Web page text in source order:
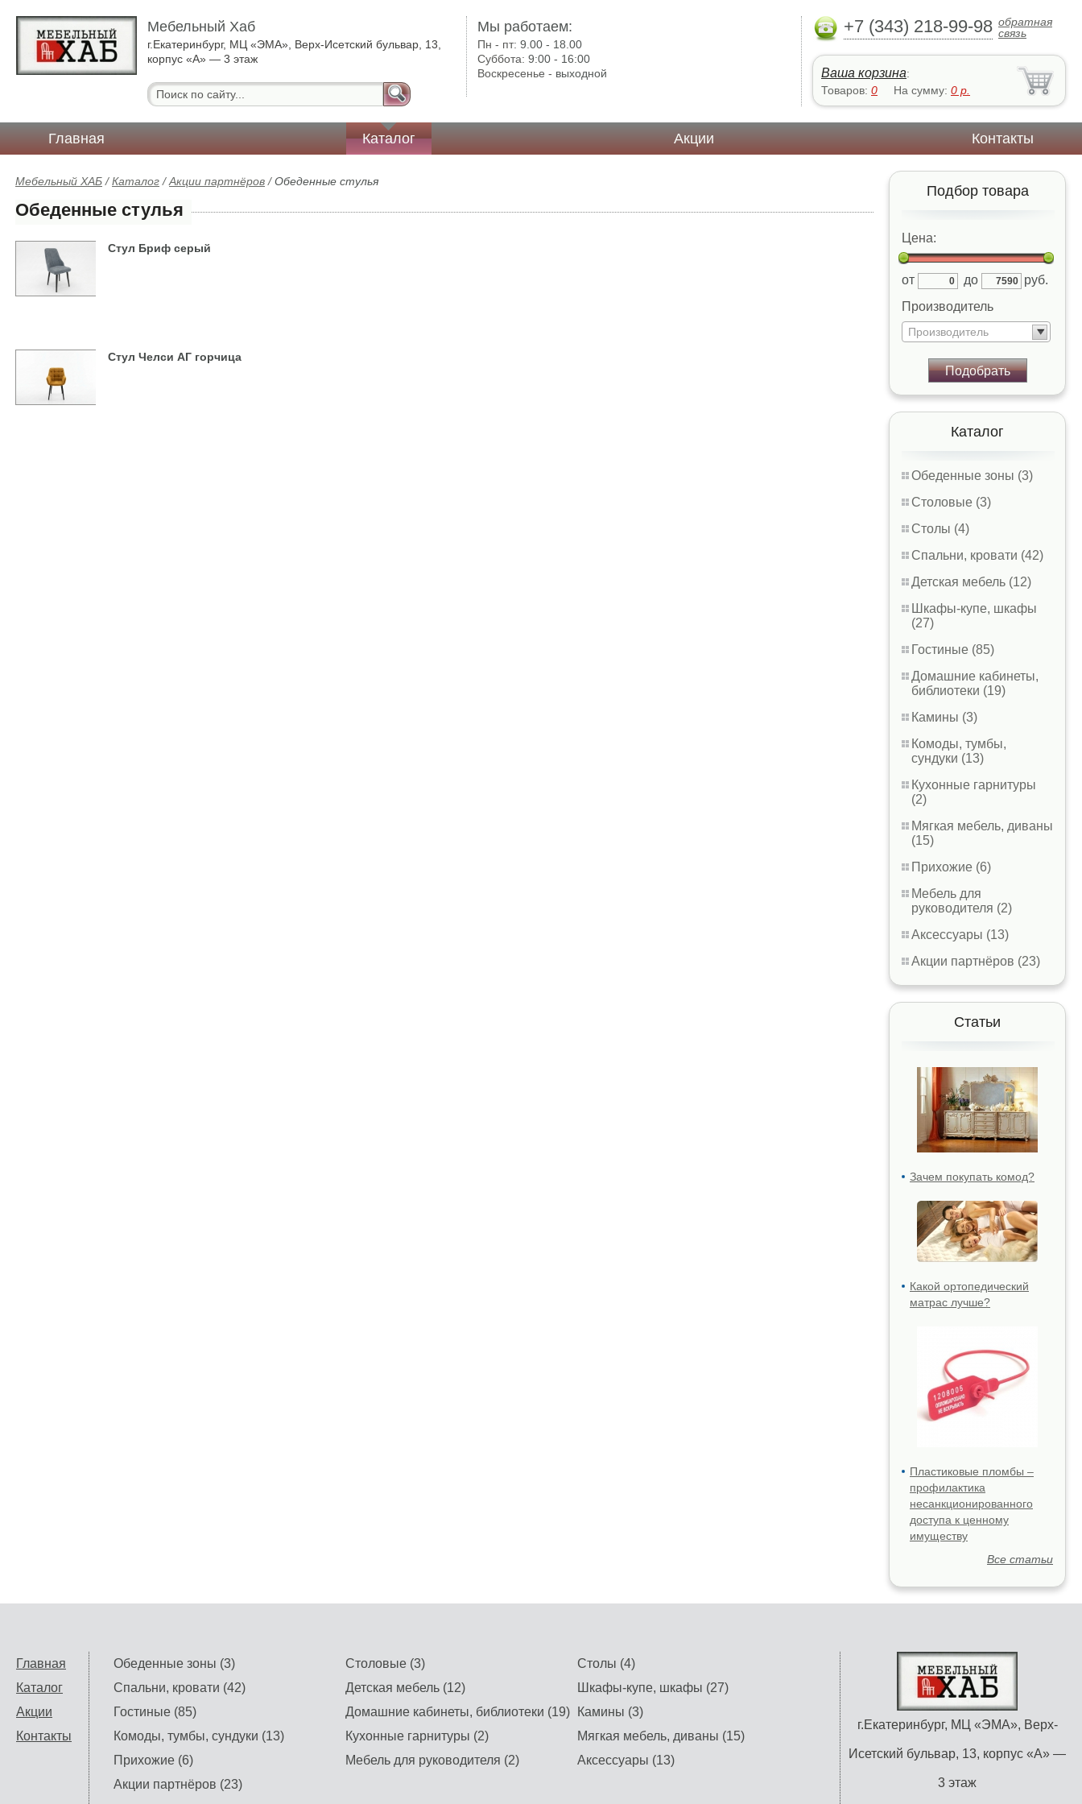
Мебельный Хаб
г.Екатеринбург, МЦ «ЭМА», Верх-Исетский бульвар, 13,
корпус «А» — 3 этаж
Мы работаем:
Пн - пт:9.00 - 18.00
Суббота:9:00 - 16:00
Воскресенье - выходной
+7 (343) 218-99-98 обратная
связь
Ваша корзина:
Товаров: 0 На сумму: 0 р.
Главная Каталог Акции Контакты
Подбор товара
Цена:
от до
руб.
Производитель
Производитель
Подобрать
Каталог
Обеденные зоны (3)
Столовые (3)
Столы (4)
Спальни, кровати (42)
Детская мебель (12)
Шкафы-купе, шкафы
(27)
Гостиные (85)
Домашние кабинеты,
библиотеки (19)
Камины (3)
Комоды, тумбы,
сундуки (13)
Кухонные гарнитуры
(2)
Мягкая мебель, диваны
(15)
Прихожие (6)
Мебель для
руководителя (2)
Аксессуары (13)
Акции партнёров (23)
Статьи
Зачем покупать комод?
Какой ортопедический
матрас лучше?
Пластиковые пломбы –
профилактика
несанкционированного
доступа к ценному
имуществу
Все статьи
Мебельный ХАБ /Каталог /Акции партнёров /Обеденные стулья
Обеденные стулья
Стул Бриф серый
Стул Челси АГ горчица
Главная
Каталог
Акции
Контакты
г.Екатеринбург, МЦ «ЭМА», Верх-
Исетский бульвар, 13, корпус «А» —
3 этаж
Обеденные зоны (3) Столовые (3)
Столы (4)
Спальни, кровати (42)
Детская мебель (12)
Шкафы-купе, шкафы (27)
Гостиные (85)
Домашние кабинеты, библиотеки (19)
Камины (3)
Комоды, тумбы, сундуки (13)
Кухонные гарнитуры (2)
Мягкая мебель, диваны (15)
Прихожие (6)
Мебель для руководителя (2)
Аксессуары (13)
Акции партнёров (23)